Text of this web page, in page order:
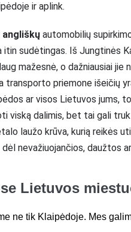
ir aplink.
angliškų automobilių
itin sudėtingas. Iš Jungtinės
mažesnė, o dažniausiai jie
transporto priemone išeičių
ar visos Lietuvos jums,
viską dalimis, bet tai gali
laužo krūva, kurią reikės
nevažiuojančios, daužtos
Lietuvos
ne tik Klaipėdoje. Mes